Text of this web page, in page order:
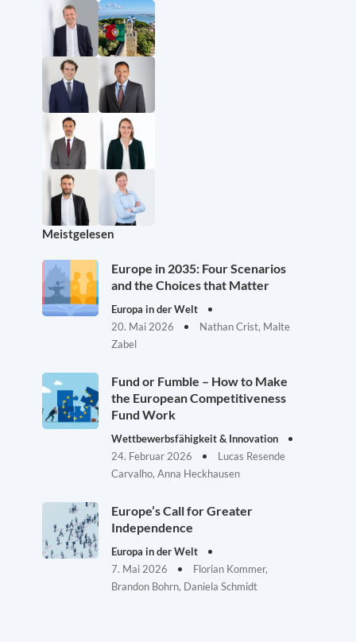
Meistgelesen
Europe in 2035: Four Scenarios
and the Choices that Matter
Europa in der Welt
20. Mai 2026
Nathan Crist, Malte
Zabel
Fund or Fumble – How to Make
the European Competitiveness
Fund Work
Wettbewerbsfähigkeit & Innovation
24. Februar 2026
Lucas Resende
Carvalho, Anna Heckhausen
Europe’s Call for Greater
Independence
Europa in der Welt
7. Mai 2026
Florian Kommer,
Brandon Bohrn, Daniela Schmidt